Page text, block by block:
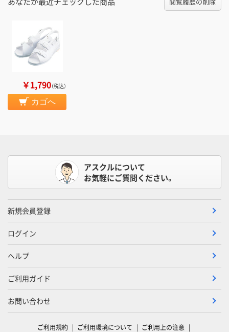
￥1,790（税込）
カゴへ
アスクルについて
お気軽にご質問ください。
新規会員登録
ログイン
ヘルプ
ご利用ガイド
お問い合わせ
ご利用規約 ご利用環境について ご利用上の注意